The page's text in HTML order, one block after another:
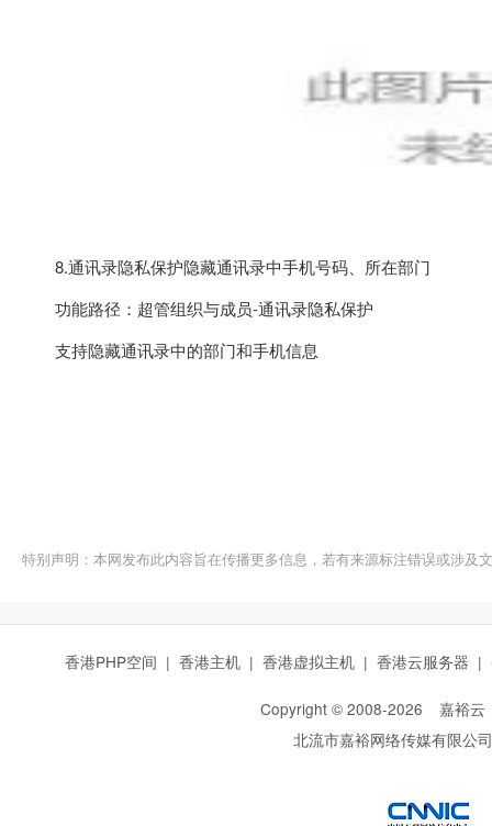
8.通讯录隐私保护隐藏通讯录中手机号码、所在部门
功能路径：超管组织与成员-通讯录隐私保护
支持隐藏通讯录中的部门和手机信息
特别声明：本网发布此内容旨在传播更多信息，若有来源标注错误或涉及
香港PHP空间 | 香港主机 | 香港虚拟主机 | 香港云服务器 |
Copyright © 2008-2026 嘉裕云
北流市嘉裕网络传媒有限公司